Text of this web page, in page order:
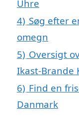
Uhre
4) Søg efter
omegn
5) Oversigt
Ikast-Brande
6) Find en
Danmark